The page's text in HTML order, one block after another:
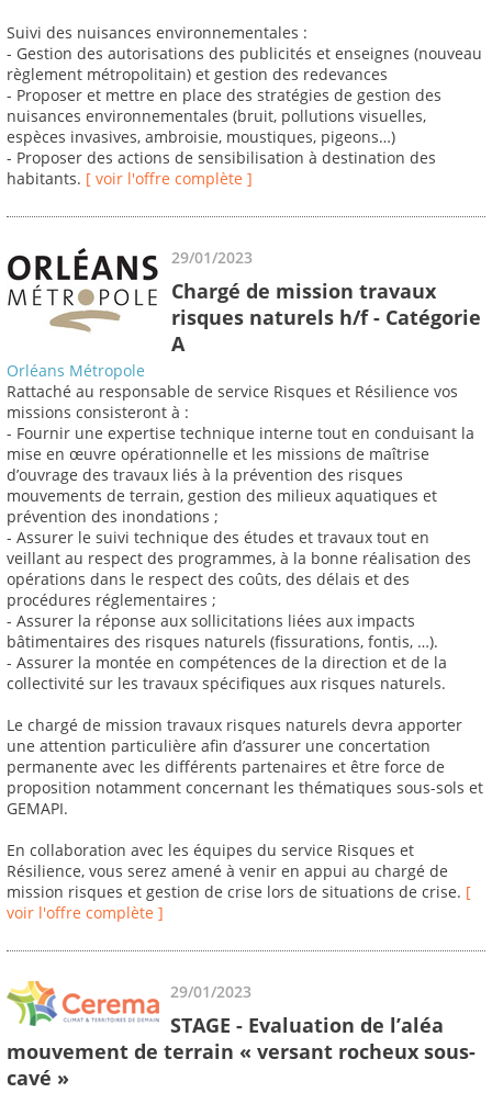
Suivi des nuisances environnementales :
- Gestion des autorisations des publicités et enseignes (nouveau
règlement métropolitain) et gestion des redevances
- Proposer et mettre en place des stratégies de gestion des
nuisances environnementales (bruit, pollutions visuelles,
espèces invasives, ambroisie, moustiques, pigeons…)
- Proposer des actions de sensibilisation à destination des
habitants. [ voir l'offre complète ]
29/01/2023
Chargé de mission travaux
risques naturels h/f - Catégorie
A
Orléans Métropole
Rattaché au responsable de service Risques et Résilience vos
missions consisteront à :
- Fournir une expertise technique interne tout en conduisant la
mise en œuvre opérationnelle et les missions de maîtrise
d’ouvrage des travaux liés à la prévention des risques
mouvements de terrain, gestion des milieux aquatiques et
prévention des inondations ;
- Assurer le suivi technique des études et travaux tout en
veillant au respect des programmes, à la bonne réalisation des
opérations dans le respect des coûts, des délais et des
procédures réglementaires ;
- Assurer la réponse aux sollicitations liées aux impacts
bâtimentaires des risques naturels (fissurations, fontis, …).
- Assurer la montée en compétences de la direction et de la
collectivité sur les travaux spécifiques aux risques naturels.
Le chargé de mission travaux risques naturels devra apporter
une attention particulière afin d’assurer une concertation
permanente avec les différents partenaires et être force de
proposition notamment concernant les thématiques sous-sols et
GEMAPI.
En collaboration avec les équipes du service Risques et
Résilience, vous serez amené à venir en appui au chargé de
mission risques et gestion de crise lors de situations de crise. [
voir l'offre complète ]
29/01/2023
STAGE - Evaluation de l’aléa
mouvement de terrain « versant rocheux sous-
cavé »